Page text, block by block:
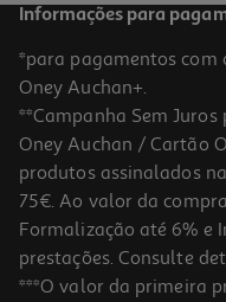
Informações para
*para pagamentos com
Oney Auchan+.
**Campanha Sem
Oney Auchan / Cartão
produtos assinalados
75€. Ao valor da
Formalização até 6% e
prestações. Consulte
***O valor da primeira